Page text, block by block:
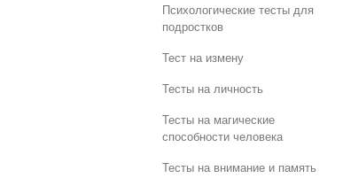
Психологические тесты для
подростков
Тест на измену
Тесты на личность
Тесты на магические
способности человека
Тесты на внимание и память